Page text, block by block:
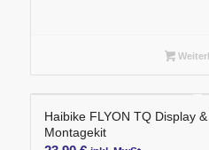
Haibike FLYON TQ Display
Montagekit